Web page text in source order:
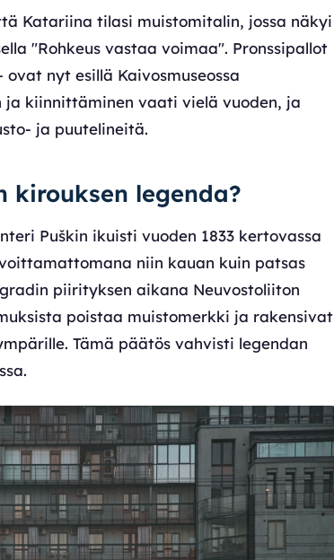
Katariina tilasi muistomitalin, jossa näkyi
"Rohkeus vastaa voimaa". Pronssipallot
nyt esillä Kaivosmuseossa
ja kiinnittäminen vaati vielä vuoden, ja
ja puutelineitä.
kirouksen legenda?
Puškin ikuisti vuoden 1833 kertovassa
niin kauan kuin patsas
piirityksen aikana Neuvostoliiton
poistaa muistomerkki ja rakensivat
Tämä päätös vahvisti legendan